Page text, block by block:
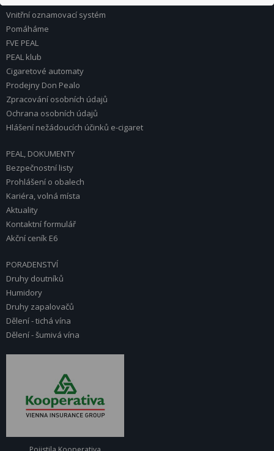
Vnitřní oznamovací systém
Pomáháme
FVE PEAL
PEAL klub
Cigaretové automaty
Prodejny Don Pealo
Zpracování osobních údajů
Ochrana osobních údajů
Hlášení nežádoucích účinků e-cigaret
PEAL, DOKUMENTY
Bezpečnostní listy
Prohlášení o obalech
Kariéra, volná místa
Aktuality
Kontaktní formulář
Akční ceník E6
PORADENSTVÍ
Druhy doutníků
Humidory
Druhy zapalovačů
Dělení - tichá vína
Dělení - šumivá vína